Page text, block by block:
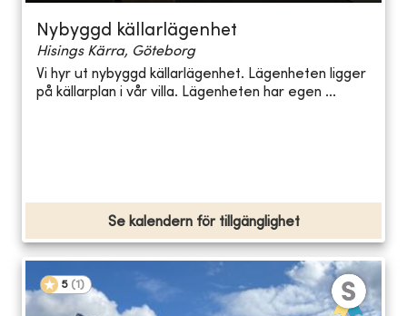
Nybyggd källarlägenhet
Hisings Kärra, Göteborg
Vi hyr ut nybyggd källarlägenhet. Lägenheten ligger
på källarplan i vår villa. Lägenheten har egen ...
Se kalendern för tillgänglighet
5 (1 )